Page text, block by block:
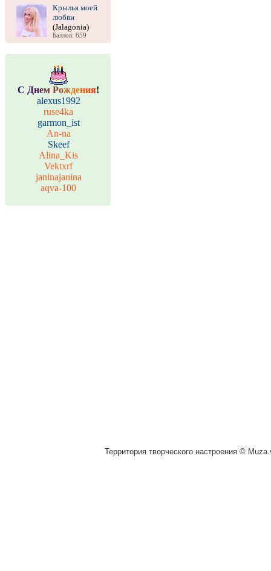
Крылья моей
любви
(Jalagonia)
Баллов: 659
С Днем Рождения!
alexus1992
ruse4ka
garmon_ist
An-na
Skeef
Alina_Kis
Vektxrf
janinajanina
aqva-100
Территория творческого настроения ©